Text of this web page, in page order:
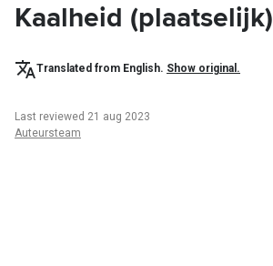
Kaalheid (plaatselijk)
Translated from English. Show original.
Last reviewed 21 aug 2023
Auteursteam